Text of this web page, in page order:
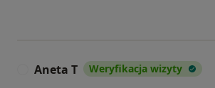
Aneta T Weryfikacja wizyty